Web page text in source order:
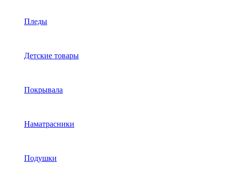
Пледы
Детские товары
Покрывала
Наматрасники
Подушки